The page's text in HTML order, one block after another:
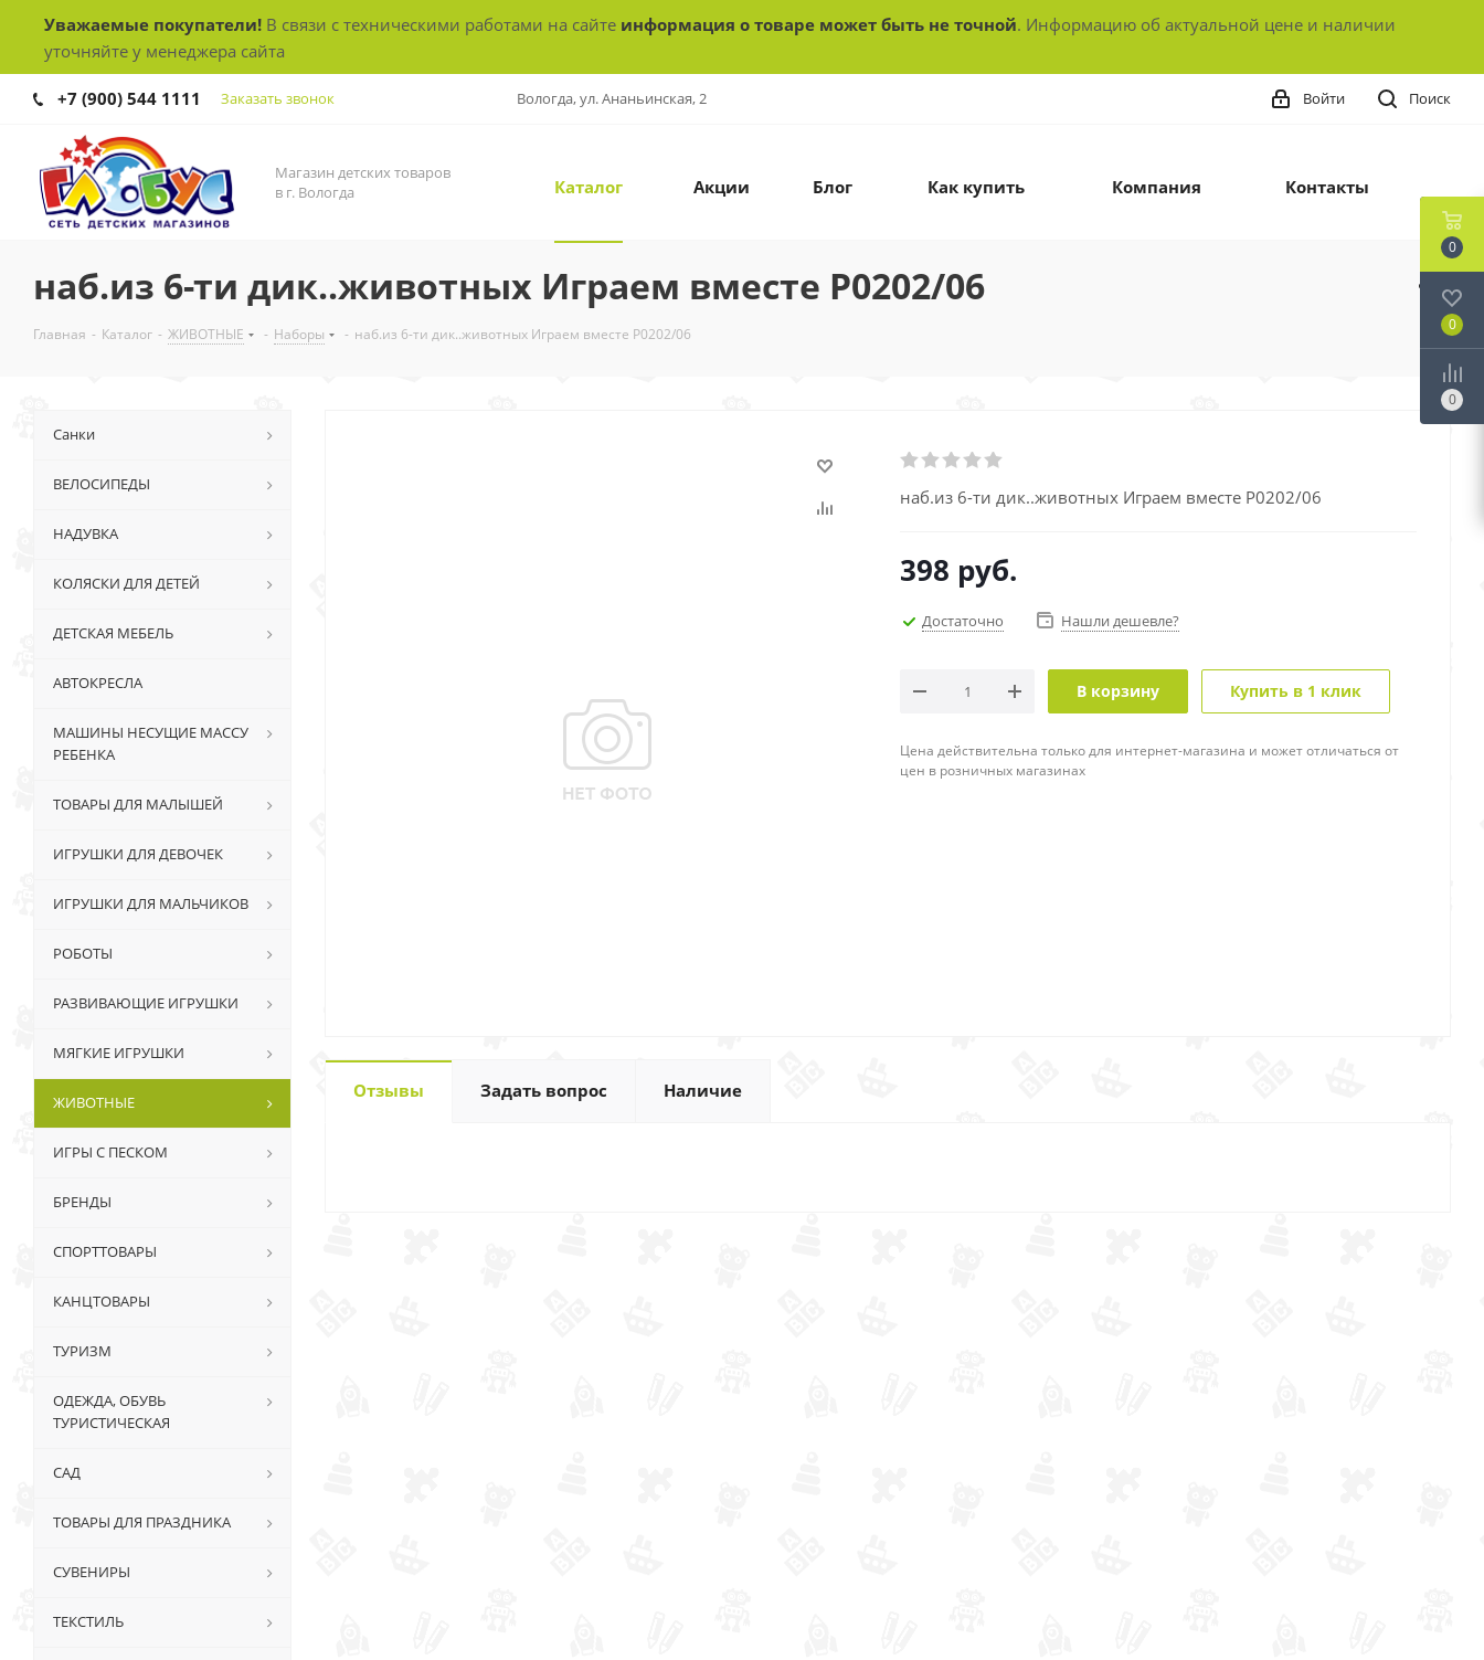
Уважаемые покупатели! В связи с техническими работами на сайте информация о товаре может быть не точной. Информацию об актуальной цене и наличии
уточняйте у менеджера сайта
+7 (900) 544 1111 Заказать звонок Вологда, ул. Ананьинская, 2 Поиск
Войти
Магазин детских товаров
в г. Вологда
Каталог Акции Блог Как купить Компания Контакты
наб.из 6-ти дик..животных Играем вместе Р0202/06
Главная - Каталог - ЖИВОТНЫЕ - Наборы - наб.из 6-ти дик..животных Играем вместе Р0202/06
наб.из 6-ти дик..животных Играем вместе Р0202/06
398 руб.
Достаточно Нашли дешевле?
В корзину Купить в 1 клик
Цена действительна только для интернет-магазина и может отличаться от
цен в розничных магазинах
Отзывы Задать вопрос Наличие
Санки
ВЕЛОСИПЕДЫ
НАДУВКА
КОЛЯСКИ ДЛЯ ДЕТЕЙ
ДЕТСКАЯ МЕБЕЛЬ
АВТОКРЕСЛА
МАШИНЫ НЕСУЩИЕ МАССУ
РЕБЕНКА
ТОВАРЫ ДЛЯ МАЛЫШЕЙ
ИГРУШКИ ДЛЯ ДЕВОЧЕК
ИГРУШКИ ДЛЯ МАЛЬЧИКОВ
РОБОТЫ
РАЗВИВАЮЩИЕ ИГРУШКИ
МЯГКИЕ ИГРУШКИ
ЖИВОТНЫЕ
ИГРЫ С ПЕСКОМ
БРЕНДЫ
СПОРТТОВАРЫ
КАНЦТОВАРЫ
ТУРИЗМ
ОДЕЖДА, ОБУВЬ
ТУРИСТИЧЕСКАЯ
САД
ТОВАРЫ ДЛЯ ПРАЗДНИКА
СУВЕНИРЫ
ТЕКСТИЛЬ
0
0
0